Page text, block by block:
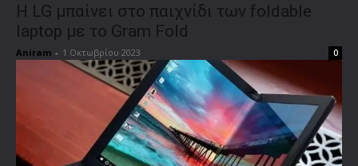
H LG μπαίνει στο παιχνίδι των foldable
laptop με το Gram Fold
Aniram - 1 Οκτωβρίου 2023 0